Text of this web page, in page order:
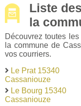
Liste
la
Découvrez toutes
la commune de
vos courriers.
Le Prat 15340
Cassaniouze
Le Bourg 15340
Cassaniouze